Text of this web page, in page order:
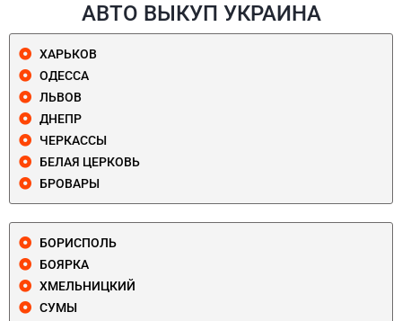
АВТО ВЫКУП УКРАИНА
ХАРЬКОВ
ОДЕССА
ЛЬВОВ
ДНЕПР
ЧЕРКАССЫ
БЕЛАЯ ЦЕРКОВЬ
БРОВАРЫ
БОРИСПОЛЬ
БОЯРКА
ХМЕЛЬНИЦКИЙ
СУМЫ